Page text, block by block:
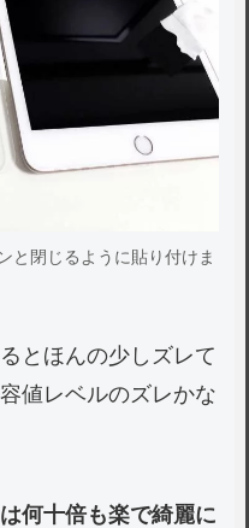
と閉じるように貼り付けま
とほんの少しズレて
値レベルのズレかな
何十倍も楽で綺麗に